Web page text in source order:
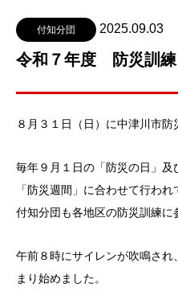
付知分団 2025.09.03
令和７年度 防災訓練
８月３１日（日）に中津川市防
毎年９月１日の「防災の日」
「防災週間」に合わせて行われ
付知分団も各地区の防災訓練に
午前８時にサイレンが吹鳴さ
まり始めました。